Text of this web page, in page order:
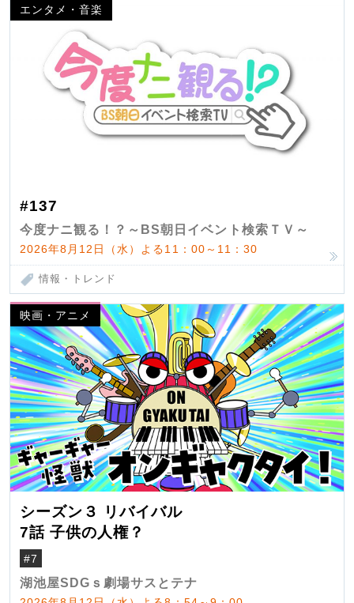
エンタメ・音楽
#137
今度ナニ観る！？～BS朝日イベント検索ＴＶ～
2026年8月12日（水）よる11：00～11：30
情報・トレンド
映画・アニメ
シーズン３ リバイバル
7話 子供の人権？
#7
湖池屋SDGｓ劇場サスとテナ